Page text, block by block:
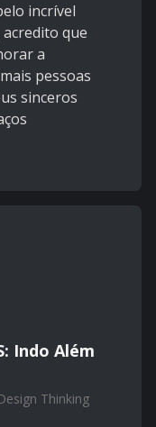
incrível
que
a
pessoas
sinceros
Indo Além
Thinking